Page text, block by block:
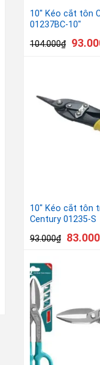
10″ Kéo cắt tôn
01237BC-10″
104.000₫
10″ Kéo cắt tôn
Century 01235-S
93.000₫ 83.000